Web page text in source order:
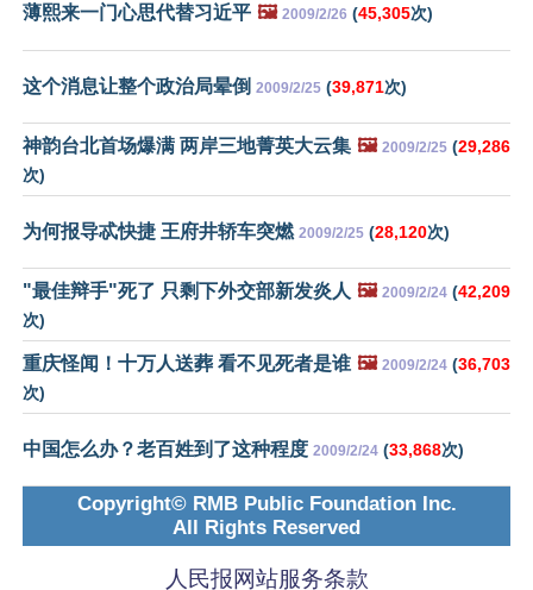
薄熙来一门心思代替习近平 🖼️ 2009/2/26 (45,305次)
这个消息让整个政治局晕倒 2009/2/25 (39,871次)
神韵台北首场爆满 两岸三地菁英大云集 🖼️ 2009/2/25 (29,286
次)
为何报导忒快捷 王府井轿车突燃 2009/2/25 (28,120次)
"最佳辩手"死了 只剩下外交部新发炎人 🖼️ 2009/2/24 (42,209
次)
重庆怪闻！十万人送葬 看不见死者是谁 🖼️ 2009/2/24 (36,703
次)
中国怎么办？老百姓到了这种程度 2009/2/24 (33,868次)
Copyright© RMB Public Foundation Inc.
All Rights Reserved
人民报网站服务条款